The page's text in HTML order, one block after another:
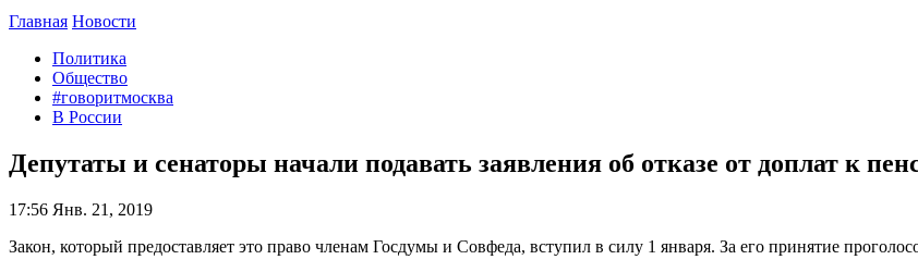
Главная Новости
Политика
Общество
#говоритмосква
В России
Депутаты и сенаторы начали подавать заявления об отказе от доплат к
17:56 Янв. 21, 2019
Закон, который предоставляет это право членам Госдумы и Совфеда, вступил в силу 1 января. За его принятие